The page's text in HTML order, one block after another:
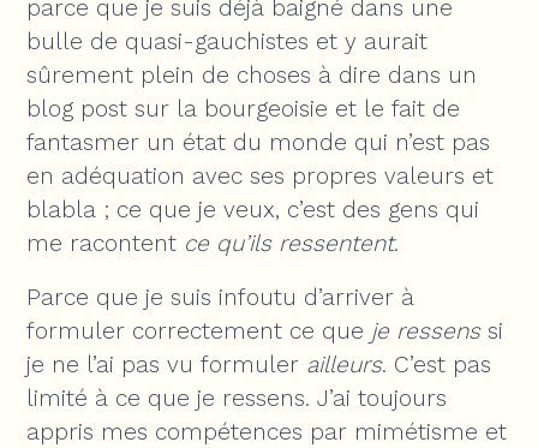
parce que je suis déjà baigné dans une
bulle de quasi-gauchistes et y aurait
sûrement plein de choses à dire dans un
blog post sur la bourgeoisie et le fait de
fantasmer un état du monde qui n’est pas
en adéquation avec ses propres valeurs et
blabla ; ce que je veux, c’est des gens qui
me racontent ce qu’ils ressentent.
Parce que je suis infoutu d’arriver à
formuler correctement ce que je ressenssi
je ne l’ai pas vu formuler ailleurs. C’est pas
limité à ce que je ressens. J’ai toujours
appris mes compétences par mimétisme et